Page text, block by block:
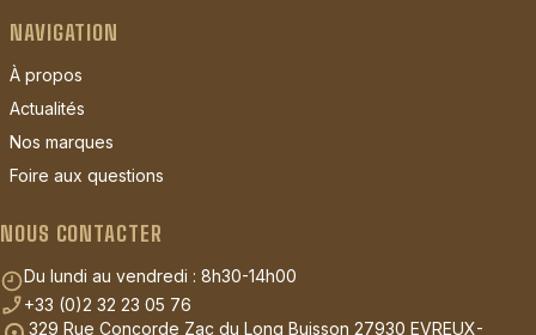
NAVIGATION
À propos
Actualités
Nos marques
Foire aux questions
NOUS CONTACTER
Du lundi au vendredi : 8h30-14h00
+33 (0)2 32 23 05 76
329 Rue Concorde Zac du Long Buisson 27930 EVREUX-